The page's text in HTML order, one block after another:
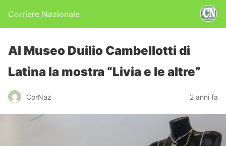
Corriere Nazionale
Al Museo Duilio Cambellotti di
Latina la mostra “Livia e le altre”
CorNaz 2 anni fa